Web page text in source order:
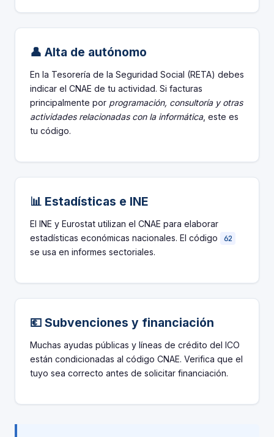
👤 Alta de autónomo
En la Tesorería de la Seguridad Social (RETA) debes
indicar el CNAE de tu actividad. Si facturas
principalmente por programación, consultoría y otras
actividades relacionadas con la informática, este es
tu código.
📊 Estadísticas e INE
El INE y Eurostat utilizan el CNAE para elaborar
estadísticas económicas nacionales. El código
62
se usa en informes sectoriales.
💶 Subvenciones y financiación
Muchas ayudas públicas y líneas de crédito del ICO
están condicionadas al código CNAE. Verifica que el
tuyo sea correcto antes de solicitar financiación.